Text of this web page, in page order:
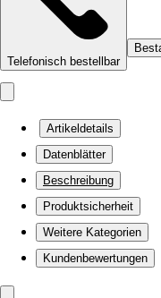
Telefonisch bestellbar
Artikeldetails
Datenblätter
Beschreibung
Produktsicherheit
Weitere Kategorien
Kundenbewertungen